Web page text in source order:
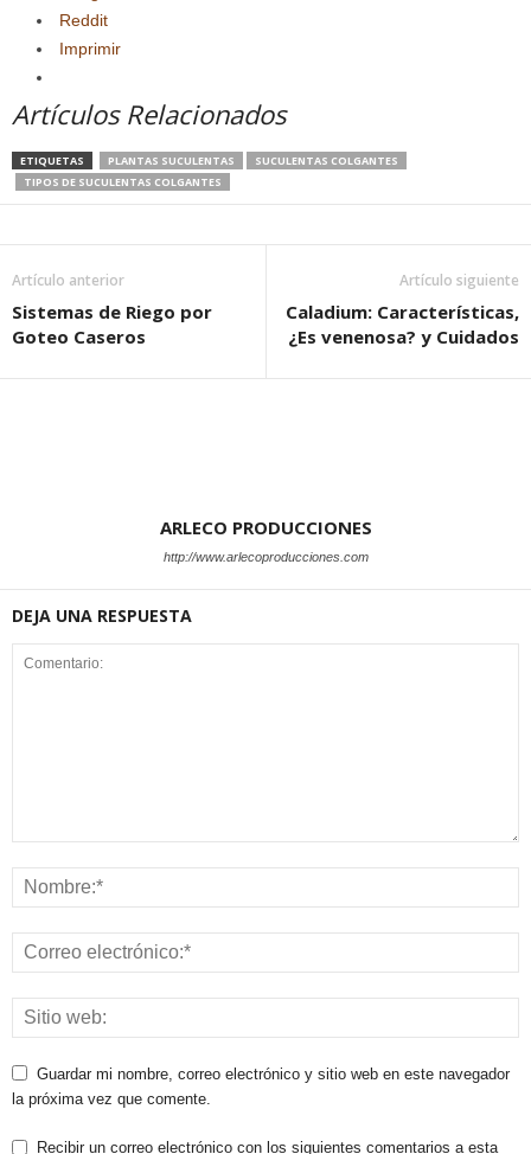
Reddit
Imprimir
Artículos Relacionados
ETIQUETAS PLANTAS SUCULENTAS
SUCULENTAS COLGANTES
TIPOS DE SUCULENTAS COLGANTES
Artículo anterior
Sistemas de Riego por
Goteo Caseros
Artículo siguiente
Caladium: Características,
¿Es venenosa? y Cuidados
ARLECO PRODUCCIONES
http://www.arlecoproducciones.com
DEJA UNA RESPUESTA
Guardar mi nombre, correo electrónico y sitio web en este navegador
la próxima vez que comente.
Recibir un correo electrónico con los siguientes comentarios a esta